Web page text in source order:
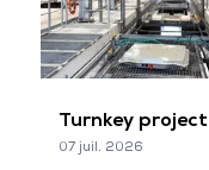
Turnkey project
07 juil. 2026